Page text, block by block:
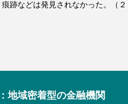
跡などは発見されなかった。（２
地域密着型の金融機関